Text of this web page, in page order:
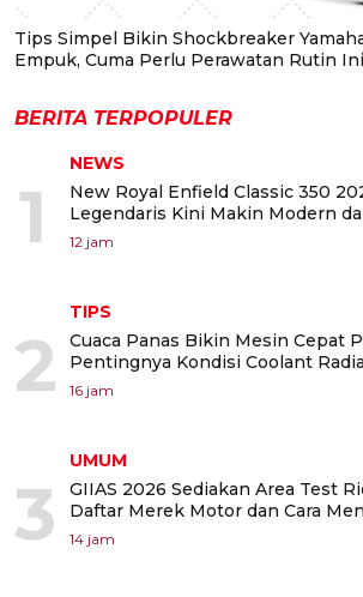
Tips Simpel Bikin Shockbreaker
Empuk, Cuma Perlu Perawatan Rutin Ini
BERITA TERPOPULER
1
NEWS
New Royal Enfield Classic 350
Legendaris Kini Makin Modern
12 jam
2
TIPS
Cuaca Panas Bikin Mesin Cepat
Pentingnya Kondisi Coolant
16 jam
3
UMUM
GIIAS 2026 Sediakan Area Test
Daftar Merek Motor dan Cara
14 jam